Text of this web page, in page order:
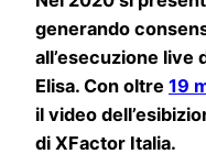
generando
all’esecuzione live
Elisa. Con oltre 19
il video
di XFactor Italia.